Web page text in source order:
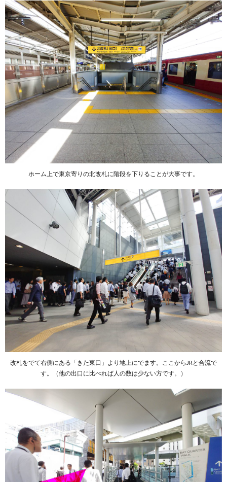
ホーム上で東京寄りの北改札に階段を下りることが大事です。
改札をでて右側にある「きた東口」より地上にでます。ここからJRと合流で
す。（他の出口に比べれば人の数は少ない方です。）